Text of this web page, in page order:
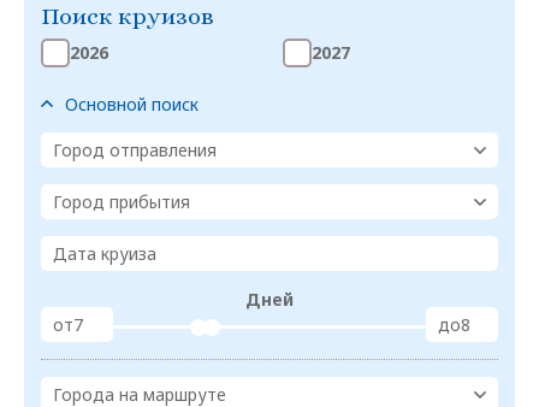
Поиск круизов
2026 2027
Основной поиск
Город отправления
Город прибытия
Дата круиза
от
Дней
до
Города на маршруте